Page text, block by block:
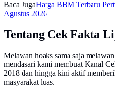
Baca JugaHarga BBM Terbaru
Agustus 2026
Tentang Cek Fakta
Melawan hoaks sama saja
mendasari kami membuat Kanal
2018 dan hingga kini aktif
masyarakat luas.